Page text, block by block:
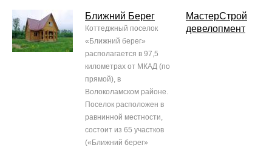
Ближний Берег
Коттеджный поселок
«Ближний берег»
располагается в 97,5
километрах от МКАД (по
прямой), в
Волоколамском районе.
Поселок расположен в
равнинной местности,
состоит из 65 участков
(«Ближний берег»
МастерСтрой
девелопмент